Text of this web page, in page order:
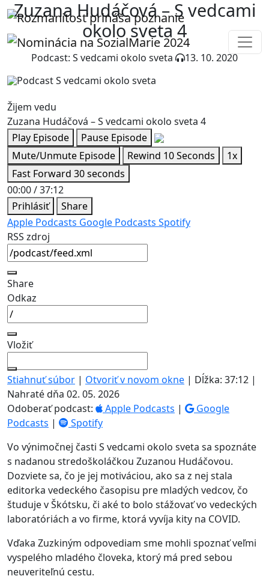
Zuzana Hudáčová – S vedcami
okolo sveta 4
Podcast: S vedcami okolo sveta 13. 10. 2020
Žijem vedu
Zuzana Hudáčová – S vedcami okolo sveta 4
Play Episode
Pause Episode
Mute/Unmute Episode
Rewind 10 Seconds
1x
Fast Forward 30 seconds
00:00/37:12
Prihlásiť
Share
Apple Podcasts Google Podcasts Spotify
RSS zdroj
Share
Odkaz
Vložiť
Stiahnuť súbor | Otvoriť v novom okne | Dĺžka: 37:12 |
Nahraté dňa 02. 05. 2026
Odoberať podcast:
Apple Podcasts |
Google
Podcasts |
Spotify
Vo výnimočnej časti S vedcami okolo sveta sa spoznáte
s nadanou stredoškoláčkou Zuzanou Hudáčovou.
Dozviete sa, čo je jej motiváciou, ako sa z nej stala
editorka vedeckého časopisu pre mladých vedcov, čo
študuje v Škótsku, či aké to bolo stážovať vo vedeckých
laboratóriách a vo firme, ktorá vyvíja kity na COVID.
Vďaka Zuzkiným odpovediam sme mohli spoznať veľmi
vyspelého mladého človeka, ktorý má pred sebou
neuveriteľnú cestu.